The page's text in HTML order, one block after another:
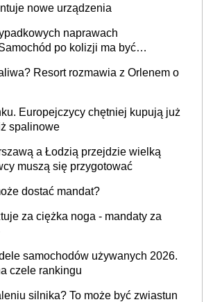
nowe urządzenia
naprawach
po kolizji ma być
Resort rozmawia z Orlenem o
Europejczycy chętniej kupują już
spalinowe
a Łodzią przejdzie wielką
muszą się przygotować
dostać mandat?
za ciężka noga - mandaty za
samochodów używanych 2026.
czele rankingu
silnika? To może być zwiastun